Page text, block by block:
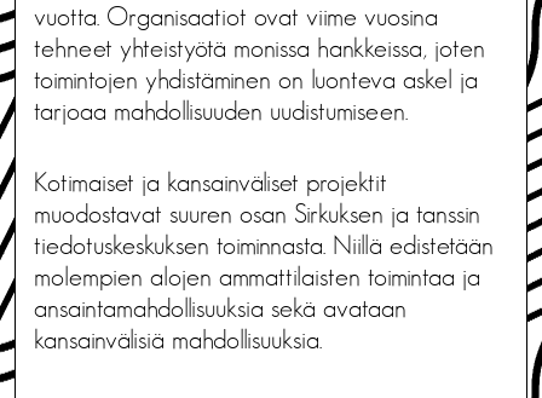
vuotta. Organisaatiot ovat viime vuosina
tehneet yhteistyötä monissa hankkeissa, joten
toimintojen yhdistäminen on luonteva askel ja
tarjoaa mahdollisuuden uudistumiseen.
Kotimaiset ja kansainväliset projektit
muodostavat suuren osan Sirkuksen ja tanssin
tiedotuskeskuksen toiminnasta. Niillä edistetään
molempien alojen ammattilaisten toimintaa ja
ansaintamahdollisuuksia sekä avataan
kansainvälisiä mahdollisuuksia.